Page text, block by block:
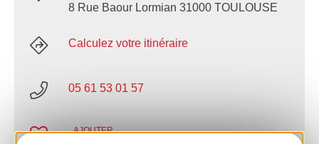
8 Rue Baour Lormian 31000 TOULOUSE
Calculez votre itinéraire
05 61 53 01 57
AJOUTER